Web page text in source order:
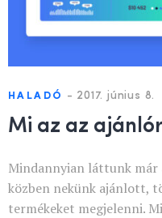
HALADÓ - 2017. június 8.
Mi az az
Mindannyian láttunk már
közben nekünk ajánlott,
termékeket megjelenni.